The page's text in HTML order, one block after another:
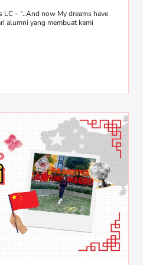
– “..And now My dreams have
alumni yang membuat kami